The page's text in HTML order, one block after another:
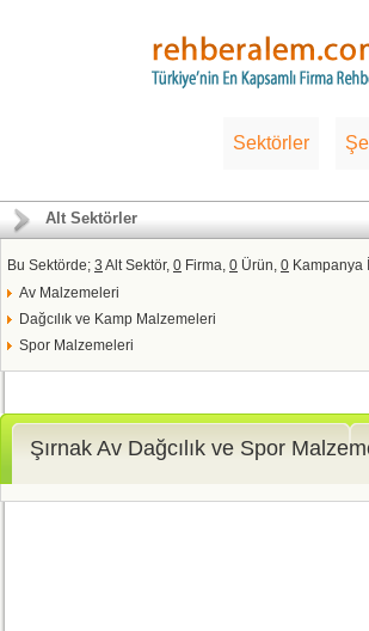
Sektörler
Alt Sektörler
Bu Sektörde; 3 Alt Sektör, 0 Firma, 0 Ürün, 0 Kampanya
Av Malzemeleri
Dağcılık ve Kamp Malzemeleri
Spor Malzemeleri
Şırnak Av Dağcılık ve Spor